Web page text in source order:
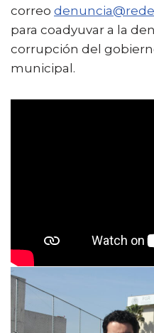
correo
para coadyuvar a la
corrupción del
municipal.